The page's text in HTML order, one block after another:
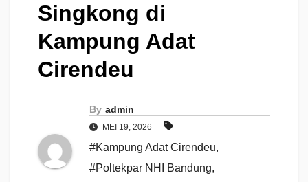
Singkong di
Kampung Adat
Cirendeu
By admin
MEI 19, 2026
#Kampung Adat Cirendeu,
#Poltekpar NHI Bandung,